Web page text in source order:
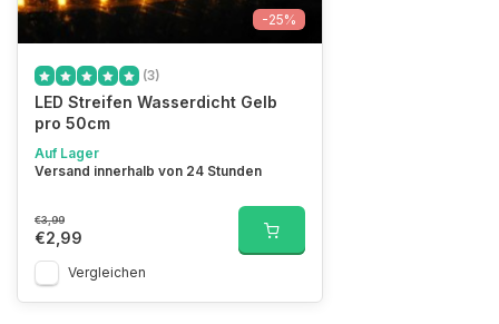
-25%
(3)
LED Streifen Wasserdicht Gelb
pro 50cm
Auf Lager
Versand innerhalb von 24 Stunden
€3,99
€2,99
Vergleichen